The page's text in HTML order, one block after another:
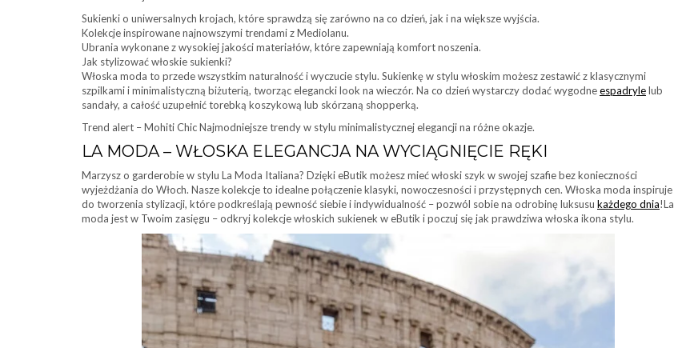
Sukienki o uniwersalnych krojach, które sprawdzą się zarówno na co dzień, jak i na większe wyjścia.
Kolekcje inspirowane najnowszymi trendami z Mediolanu.
Ubrania wykonane z wysokiej jakości materiałów, które zapewniają komfort noszenia.
Jak stylizować włoskie sukienki?
Włoska moda to przede wszystkim naturalność i wyczucie stylu. Sukienkę w stylu włoskim możesz zestawić z klasycznymi
szpilkami i minimalistyczną biżuterią, tworząc elegancki look na wieczór. Na co dzień wystarczy dodać wygodneespadrylelub
sandały, a całość uzupełnić torebką koszykową lub skórzaną shopperką.
Trend alert – Mohiti Chic Najmodniejsze trendy w stylu minimalistycznej elegancji na różne okazje.
LA MODA – WŁOSKA ELEGANCJA NA WYCIĄGNIĘCIE RĘKI
Marzysz o garderobie w stylu La Moda Italiana? Dzięki eButik możesz mieć włoski szyk w swojej szafie bez konieczności
wyjeżdżania do Włoch. Nasze kolekcje to idealne połączenie klasyki, nowoczesności i przystępnych cen. Włoska moda inspiruje
do tworzenia stylizacji, które podkreślają pewność siebie i indywidualność – pozwól sobie na odrobinę luksusu każdego dnia!La
moda jest w Twoim zasięgu – odkryj kolekcje włoskich sukienek w eButik i poczuj się jak prawdziwa włoska ikona stylu.